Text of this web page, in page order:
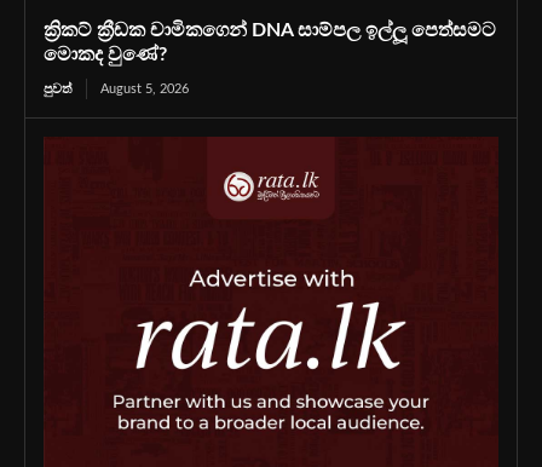
ක්‍රිකට් ක්‍රීඩක චාමිකගෙන් DNA සාම්පල ඉල්ලූ පෙත්සමට
මොකද වුණේ?
පුවත් August 5, 2026